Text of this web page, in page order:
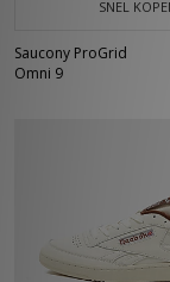
SNEL
Saucony ProGrid
Omni 9